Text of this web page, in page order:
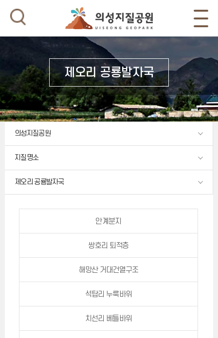
제오리 공룡발자국
의성지질공원
지질명소
제오리 공룡발자국
안계분지
쌍호리 퇴적층
해망산 거대건열구조
석탑리 누룩바위
치선리 베틀바위